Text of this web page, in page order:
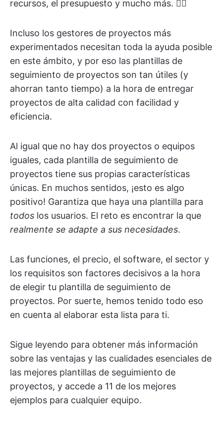
recursos, el presupuesto y mucho más. 😵‍💫
Incluso los gestores de proyectos más
experimentados necesitan toda la ayuda posible
en este ámbito, y por eso las plantillas de
seguimiento de proyectos son tan útiles (y
ahorran tanto tiempo) a la hora de entregar
proyectos de alta calidad con facilidad y
eficiencia.
Al igual que no hay dos proyectos o equipos
iguales, cada plantilla de seguimiento de
proyectos tiene sus propias características
únicas. En muchos sentidos, ¡esto es algo
positivo! Garantiza que haya una plantilla para
todos los usuarios. El reto es encontrar la que
realmente se adapte a sus necesidades.
Las funciones, el precio, el software, el sector y
los requisitos son factores decisivos a la hora
de elegir tu plantilla de seguimiento de
proyectos. Por suerte, hemos tenido todo eso
en cuenta al elaborar esta lista para ti.
Sigue leyendo para obtener más información
sobre las ventajas y las cualidades esenciales de
las mejores plantillas de seguimiento de
proyectos, y accede a 11 de los mejores
ejemplos para cualquier equipo.